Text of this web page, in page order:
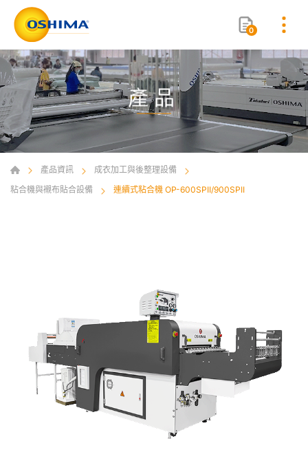
0
產品
產品資訊
成衣加工與後整理設備
粘合機與襯布貼合設備
連續式粘合機 OP-600SPII/900SPII